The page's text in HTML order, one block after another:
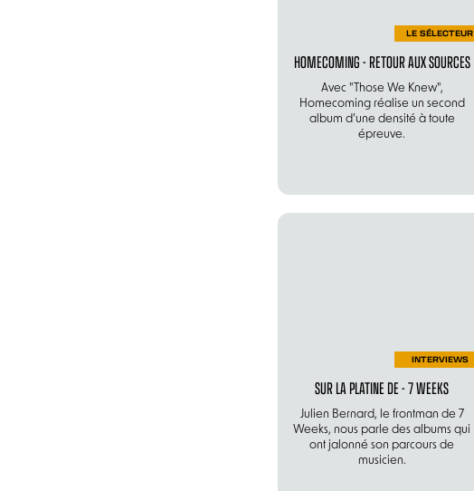
LE SÉLECTEUR
HOMECOMING - RETOUR AUX SOURCES
Avec "Those We Knew",
Homecoming réalise un second
album d’une densité à toute
épreuve.
INTERVIEWS
SUR LA PLATINE DE - 7 WEEKS
Julien Bernard, le frontman de 7
Weeks, nous parle des albums qui
ont jalonné son parcours de
musicien.